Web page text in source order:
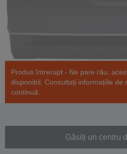
Produs întrerupt - Ne pare rău,
disponibil. Consultați informațiile de
continuă.
Găsiți un centru